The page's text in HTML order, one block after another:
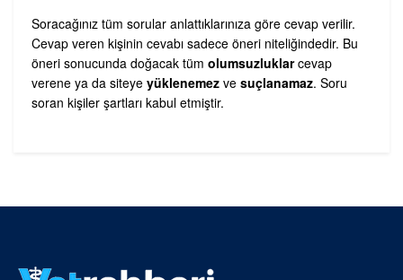
Soracağınız tüm sorular anlattıklarınıza göre cevap verilir.
Cevap veren kişinin cevabı sadece öneri niteliğindedir. Bu
öneri sonucunda doğacak tüm olumsuzluklarcevap
verene ya da siteye yüklenemez ve suçlanamaz. Soru
soran kişiler şartları kabul etmiştir.